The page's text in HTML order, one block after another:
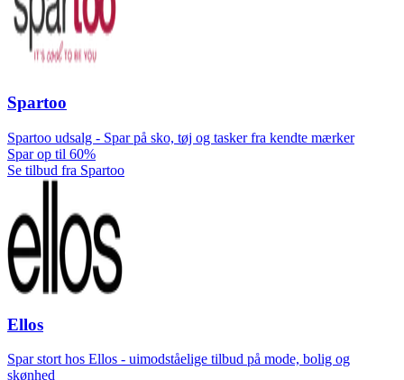
Spartoo
Spartoo udsalg - Spar på sko, tøj og tasker fra kendte mærker
Spar op til 60%
Se tilbud fra Spartoo
Ellos
Spar stort hos Ellos - uimodståelige tilbud på mode, bolig og
skønhed